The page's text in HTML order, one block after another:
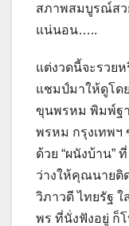
สภาพสมบูรณ์ส
แน่นอน…..
แต่งวดนี้จะรวย
แชมป์มาให้ดูโด
ขุนพรหม พิมพ์ฐ
พรหม กรุงเทพฯ
ด้วย “ผนังบ้าน”
ว่างให้คุณนายติ
วิภาวดี ไทยรัฐ
พร ที่นั่งฟังอยู่ ก็